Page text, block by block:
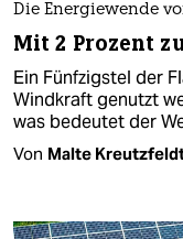
Die Energiewende
Mit 2 Prozent
Ein Fünfzigstel der
Windkraft genutzt
was bedeutet der
Von Malte